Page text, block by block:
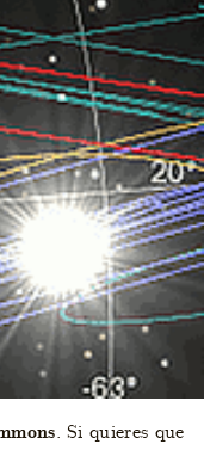
. Si quieres que